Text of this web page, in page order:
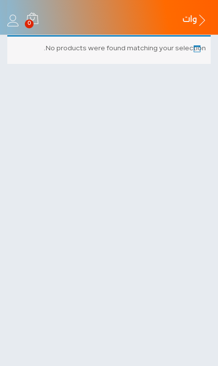
وات 0
No products were found matching your selection.